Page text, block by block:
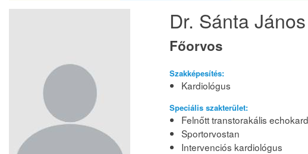
Dr. Sánta János
Főorvos
Szakképesítés:
Kardiológus
Speciális szakterület:
Felnőtt transtorakális
Sportorvostan
Intervenciós kardiológus